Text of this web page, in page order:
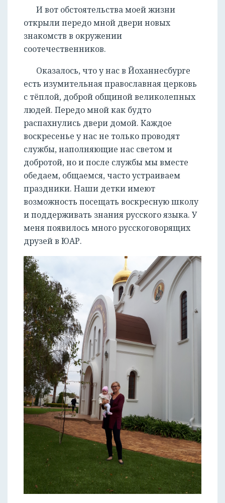
И вот обстоятельства моей жизни
открыли передо мной двери новых
знакомств в окружении
соотечественников.
Оказалось, что у нас в Йоханнесбурге
есть изумительная православная церковь
с тёплой, доброй общиной великолепных
людей. Передо мной как будто
распахнулись двери домой. Каждое
воскресенье у нас не только проводят
службы, наполняющие нас светом и
добротой, но и после службы мы вместе
обедаем, общаемся, часто устраиваем
праздники. Наши детки имеют
возможность посещать воскресную школу
и поддерживать знания русского языка. У
меня появилось много русскоговорящих
друзей в ЮАР.
РЕГИСТРАЦИЯ